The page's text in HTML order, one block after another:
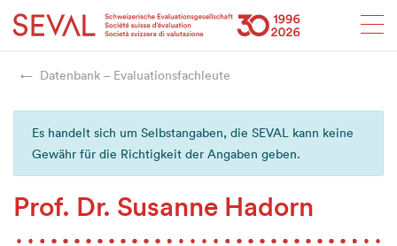
Startseite
Weiter zur Hauptnavigation
Weiter zum Inhalt
Weiter zur Kontaktseite
Weiter zur Sitemap
Weiter zur Suche
Weiter zum Login SEVAL
Datenbank – Evaluationsfachleute
Es handelt sich um Selbstangaben, die SEVAL kann keine
Gewähr für die Richtigkeit der Angaben geben.
Prof. Dr. Susanne Hadorn